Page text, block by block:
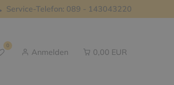
Service-Telefon: 089 - 143043220
0
Anmelden 0,00 EUR